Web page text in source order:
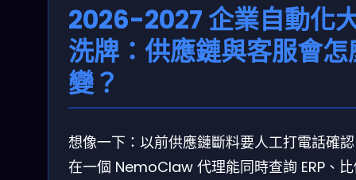
2026-2027 企業自動化
洗牌：供應鏈與客服會怎
變？
想像一下：以前供應鏈斷料要人工打電話確
在一個 NemoClaw 代理能同時查詢 ERP、